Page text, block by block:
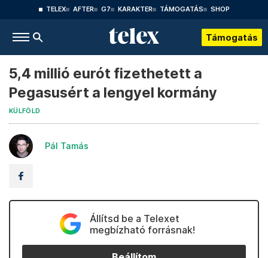
TELEX AFTER G7 KARAKTER TÁMOGATÁS SHOP
Támogatás
5,4 millió eurót fizethetett a
Pegasusért a lengyel kormány
KÜLFÖLD
Pál Tamás
Állítsd be a Telexet
megbízható forrásnak!